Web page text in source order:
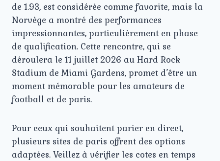
de 1.93, est considérée comme favorite, mais la
Norvège a montré des performances
impressionnantes, particulièrement en phase
de qualification. Cette rencontre, qui se
déroulera le 11 juillet 2026 au Hard Rock
Stadium de Miami Gardens, promet d’être un
moment mémorable pour les amateurs de
football et de paris.
Pour ceux qui souhaitent parier en direct,
plusieurs sites de paris offrent des options
adaptées. Veillez à vérifier les cotes en temps